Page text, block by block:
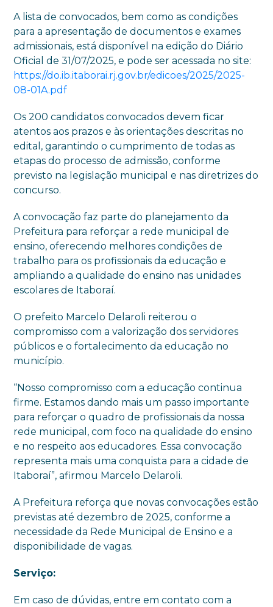
A lista de convocados, bem como as condições
para a apresentação de documentos e exames
admissionais, está disponível na edição do Diário
Oficial de 31/07/2025, e pode ser acessada no site:
https://do.ib.itaborai.rj.gov.br/edicoes/2025/2025-
08-01A.pdf
Os 200 candidatos convocados devem ficar
atentos aos prazos e às orientações descritas no
edital, garantindo o cumprimento de todas as
etapas do processo de admissão, conforme
previsto na legislação municipal e nas diretrizes do
concurso.
A convocação faz parte do planejamento da
Prefeitura para reforçar a rede municipal de
ensino, oferecendo melhores condições de
trabalho para os profissionais da educação e
ampliando a qualidade do ensino nas unidades
escolares de Itaboraí.
O prefeito Marcelo Delaroli reiterou o
compromisso com a valorização dos servidores
públicos e o fortalecimento da educação no
município.
“Nosso compromisso com a educação continua
firme. Estamos dando mais um passo importante
para reforçar o quadro de profissionais da nossa
rede municipal, com foco na qualidade do ensino
e no respeito aos educadores. Essa convocação
representa mais uma conquista para a cidade de
Itaboraí”, afirmou Marcelo Delaroli.
A Prefeitura reforça que novas convocações estão
previstas até dezembro de 2025, conforme a
necessidade da Rede Municipal de Ensino e a
disponibilidade de vagas.
Serviço:
Em caso de dúvidas, entre em contato com a